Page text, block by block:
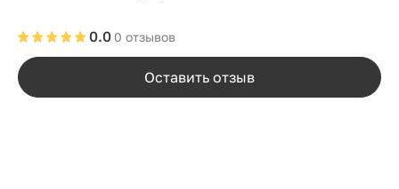
0 отзывов
0.0
Оставить отзыв